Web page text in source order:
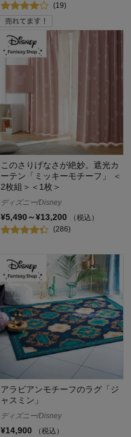
(19)
このさりげなさが絶妙。遮光カ
ーテン「ミッキーモチーフ」 ＜
2枚組＞＜1枚＞
ディズニー/Disney
¥5,490～¥13,200
（税込）
(286)
アラビアンモチーフのラグ「ジ
ャスミン」
ディズニー/Disney
¥14,900
（税込）